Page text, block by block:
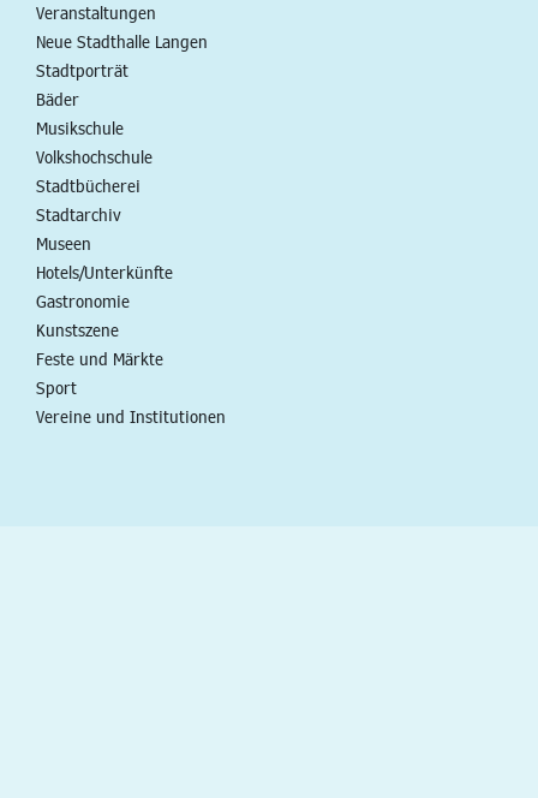
Veranstaltungen
Neue Stadthalle Langen
Stadtporträt
Bäder
Musikschule
Volkshochschule
Stadtbücherei
Stadtarchiv
Museen
Hotels/Unterkünfte
Gastronomie
Kunstszene
Feste und Märkte
Sport
Vereine und Institutionen